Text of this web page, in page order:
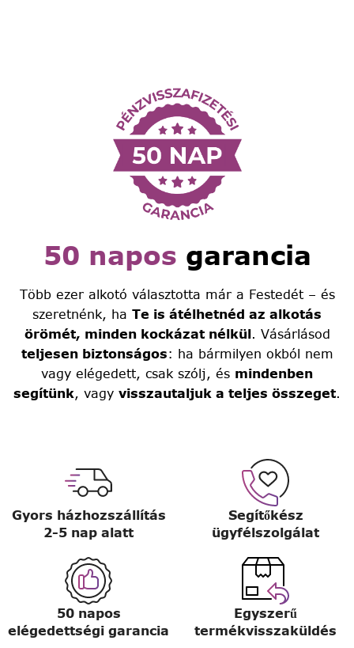
50 napos garancia
Több ezer alkotó választotta már a Festedét – és
szeretnénk, ha Te is átélhetnéd az alkotás
örömét, minden kockázat nélkül. Vásárlásod
teljesen biztonságos: ha bármilyen okból nem
vagy elégedett, csak szólj, és mindenben
segítünk, vagy visszautaljuk a teljes összeget.
Gyors házhozszállítás
2-5 nap alatt
Segítőkész
ügyfélszolgálat
50 napos
elégedettségi garancia
Egyszerű
termékvisszaküldés